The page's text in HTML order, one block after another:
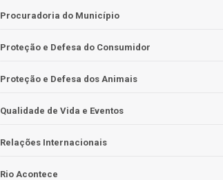
Procuradoria do Município
Proteção e Defesa do Consumidor
Proteção e Defesa dos Animais
Qualidade de Vida e Eventos
Relações Internacionais
Rio Acontece